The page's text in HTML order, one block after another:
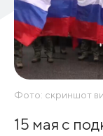
Фото: скриншот
15 мая с